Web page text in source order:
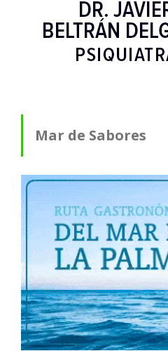
Mar de Sabores